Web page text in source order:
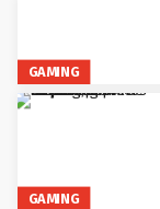
GAMING
GAMING